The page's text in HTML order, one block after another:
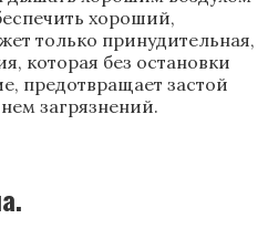
хороший,
только принудительная,
которая без остановки
предотвращает застой
загрязнений.